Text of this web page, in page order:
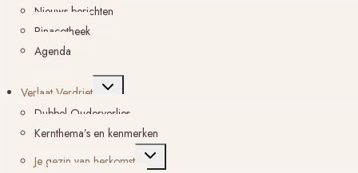
Nieuws berichten
Pinacotheek
Agenda
Verlaat Verdriet
Toggle
submenu
Dubbel Ouderverlies
Kernthema’s en kenmerken
Je gezin van herkomst
Toggle